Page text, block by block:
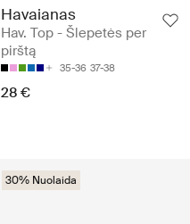
Havaianas
Hav. Top - Šlepetės per
pirštą
35-36 37-38
28 €
30% Nuolaida